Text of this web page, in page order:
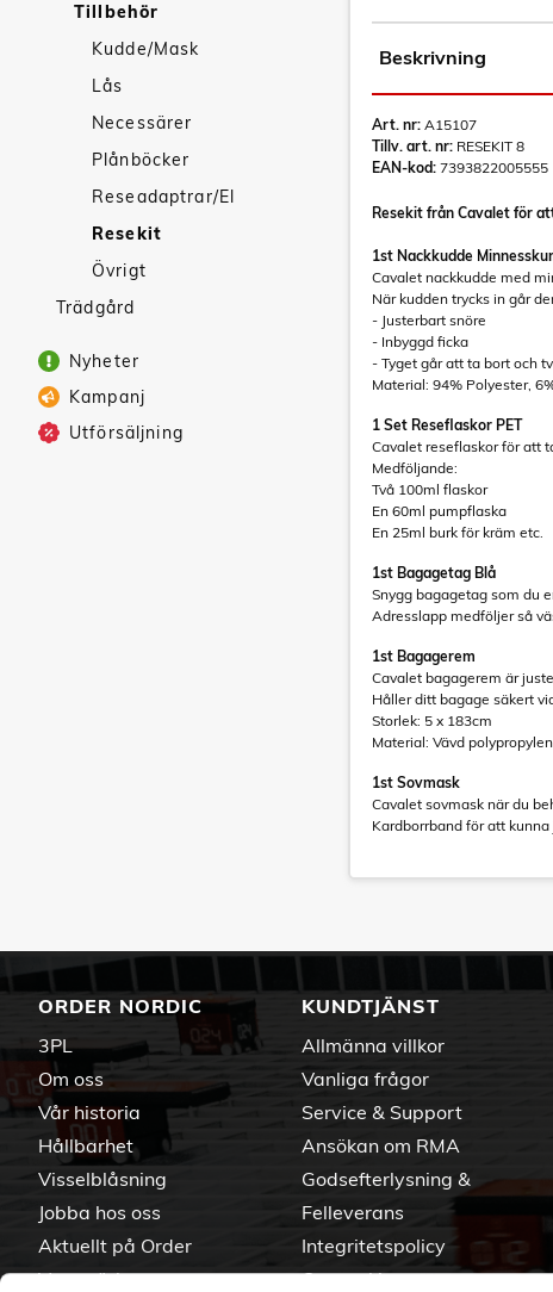
Tillbehör
Kudde/Mask
Lås
Necessärer
Plånböcker
Reseadaptrar/El
Resekit
Övrigt
Trädgård
Nyheter
Kampanj
Utförsäljning
Beskrivning
Art. nr: A15107
Tillv. art. nr: RESEKIT 8
EAN-kod: 7393822005555
Resekit från Cavalet för
1st Nackkudde
Cavalet nackkudde med
När kudden trycks in går
- Justerbart snöre
- Inbyggd ficka
- Tyget går att ta bort och
Material: 94% Polyester,
1 Set Reseflaskor PET
Cavalet reseflaskor för att
Medföljande:
Två 100ml flaskor
En 60ml pumpflaska
En 25ml burk för kräm etc.
1st Bagagetag Blå
Snygg bagagetag som du
Adresslapp medföljer så
1st Bagagerem
Cavalet bagagerem är
Håller ditt bagage säkert
Storlek: 5 x 183cm
Material: Vävd polypropylen
1st Sovmask
Cavalet sovmask när du
Kardborrband för att
ORDER NORDIC
3PL
Om oss
Vår historia
Hållbarhet
Visselblåsning
Jobba hos oss
Aktuellt på Order
Varumärken
KUNDTJÄNST
Allmänna villkor
Vanliga frågor
Service & Support
Ansökan om RMA
Godsefterlysning &
Felleverans
Integritetspolicy
Om cookies